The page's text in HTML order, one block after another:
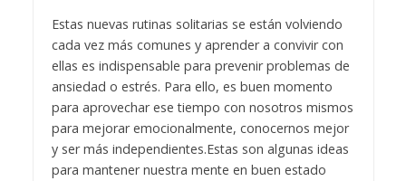
Estas nuevas rutinas solitarias se están volviendo
cada vez más comunes y aprender a convivir con
ellas es indispensable para prevenir problemas de
ansiedad o estrés. Para ello, es buen momento
para aprovechar ese tiempo con nosotros mismos
para mejorar emocionalmente, conocernos mejor
y ser más independientes.Estas son algunas ideas
para mantener nuestra mente en buen estado